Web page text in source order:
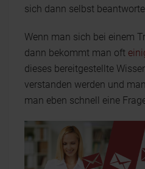
sich dann selbst
Wenn man sich bei einem
dann bekommt man oft
dieses bereitgestellte
verstanden werden und
man eben schnell eine